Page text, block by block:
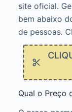
site oficial.
bem abaixo
de pessoas.
Qual o Preço